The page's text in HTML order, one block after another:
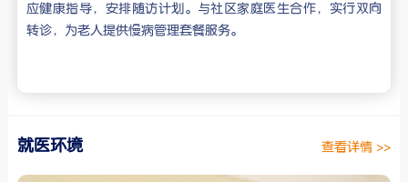
应健康指导，安排随访计划。与社区家庭医生合作，实行双向
转诊，为老人提供慢病管理套餐服务。
就医环境 查看详情 >>